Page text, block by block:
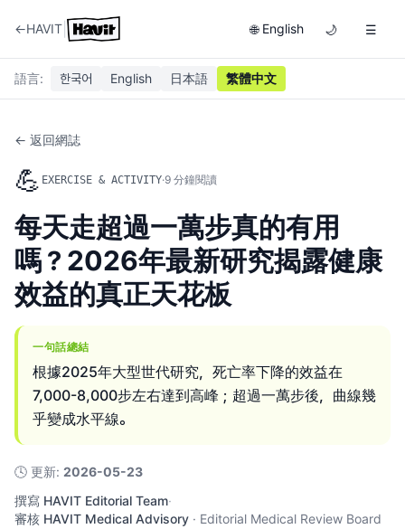
←HAVIT 🌐 English 🌙 ☰
語言: 한국어 English 日本語 繁體中文
← 返回網誌
💪 EXERCISE & ACTIVITY·9 分鐘閱讀
每天走超過一萬步真的有用
嗎？2026年最新研究揭露健康
效益的真正天花板
一句話總結
根據2025年大型世代研究，死亡率下降的效益在
7,000-8,000步左右達到高峰；超過一萬步後，曲線幾
乎變成水平線。
🕓 更新: 2026-05-23
撰寫 HAVIT Editorial Team·
審核 HAVIT Medical Advisory · Editorial Medical Review Board